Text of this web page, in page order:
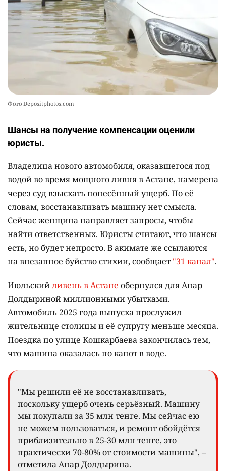
Фото Depositphotos.com
Шансы на получение компенсации оценили
юристы.
Владелица нового автомобиля, оказавшегося под
водой во время мощного ливня в Астане, намерена
через суд взыскать понесённый ущерб. По её
словам, восстанавливать машину нет смысла.
Сейчас женщина направляет запросы, чтобы
найти ответственных. Юристы считают, что шансы
есть, но будет непросто. В акимате же ссылаются
на внезапное буйство стихии, сообщает "31 канал".
Июльскийливень в Астане обернулся для Анар
Долдыриной миллионными убытками.
Автомобиль 2025 года выпуска прослужил
жительнице столицы и её супругу меньше месяца.
Поездка по улице Кошкарбаева закончилась тем,
что машина оказалась по капот в воде.
"Мы решили её не восстанавливать,
поскольку ущерб очень серьёзный. Машину
мы покупали за 35 млн тенге. Мы сейчас ею
не можем пользоваться, и ремонт обойдётся
приблизительно в 25-30 млн тенге, это
практически 70-80% от стоимости машины", –
отметила Анар Долдырина.